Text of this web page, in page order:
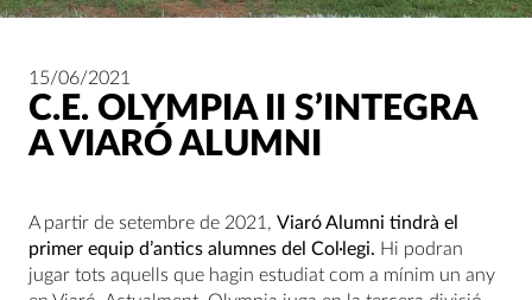
15/06/2021
C.E. OLYMPIA II S’INTEGRA
A VIARÓ ALUMNI
A partir de setembre de 2021, Viaró Alumni tindrà el
primer equip d’antics alumnes del Col·legi. Hi podran
jugar tots aquells que hagin estudiat com a mínim un any